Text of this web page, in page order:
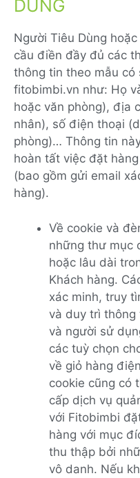
DÙNG
Người Tiêu Dùng
cầu điền đầy đủ các
thông tin theo mẫu có
fitobimbi.vn như: Họ
hoặc văn phòng), địa
nhân), số điện thoại
phòng)… Thông tin
hoàn tất việc đặt
(bao gồm gửi email
hàng).
Về cookie và
những thư mục
hoặc lâu dài
Khách hàng.
xác minh, truy
và duy trì thông
và người sử
các tuỳ chọn
về giỏ hàng
cookie cũng có
cấp dịch vụ
với Fitobimbi
hàng với mục
thu thập bởi
vô danh. Nếu